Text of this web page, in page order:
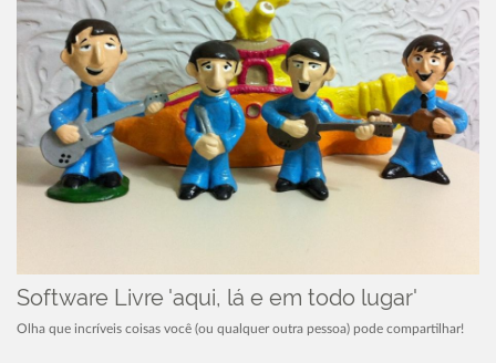
Software Livre 'aqui, lá e em todo lugar'
Olha que incríveis coisas você (ou qualquer outra pessoa) pode compartilhar!